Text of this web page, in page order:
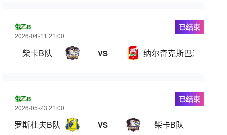
俄乙B
2026-04-11 21:00
柴卡B队 VS 纳尔奇克斯巴达
已结束
俄乙B
2026-05-23 21:00
罗斯杜夫B队 VS 柴卡B队
已结束